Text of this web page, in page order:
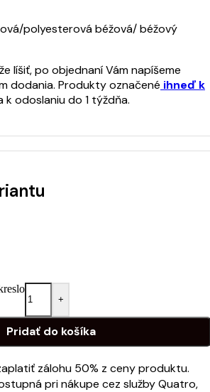
polyesterová béžová/ béžový
líšiť, po objednaní Vám napíšeme
dodania. Produkty označené ihneď k
k odoslaniu do 1 týždňa.
+
Pridať do košíka
zálohu 50% z ceny produktu.
pri nákupe cez služby Quatro,